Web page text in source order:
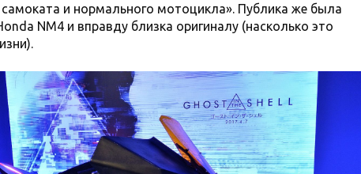
и нормального мотоцикла». Публика же была
NM4 и вправду близка оригиналу (насколько это